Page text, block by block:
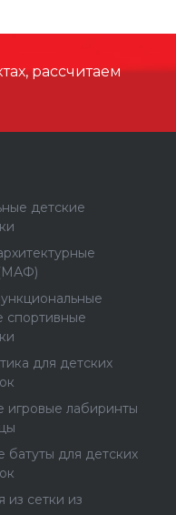
рассчитаем
детские
спортивные
для детских
игровые лабиринты
батуты для детских
из сетки из